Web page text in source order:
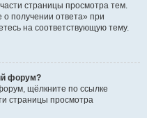
страницы просмотра тем.
получении ответа» при
на соответствующую тему.
форум?
щёлкните по ссылке
страницы просмотра